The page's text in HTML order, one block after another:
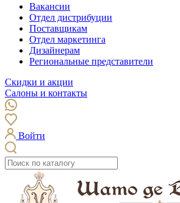
Вакансии
Отдел дистрибуции
Поставщикам
Отдел маркетинга
Дизайнерам
Региональные представители
Скидки и акции
Салоны и контакты
Войти